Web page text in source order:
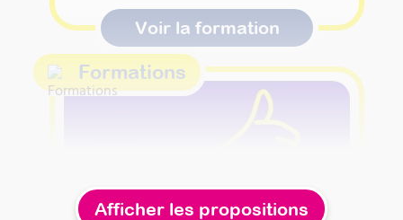
Voir la formation
Formations
Afficher les propositions